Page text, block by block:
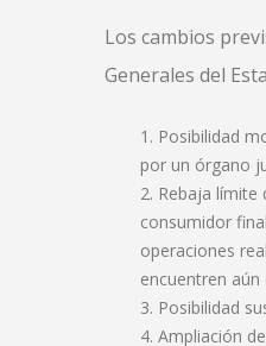
Los cambios
Generales del
Posibilidad
por un órgano
Rebaja
consumidor
operaciones
encuentren
Posibilidad
Ampliación